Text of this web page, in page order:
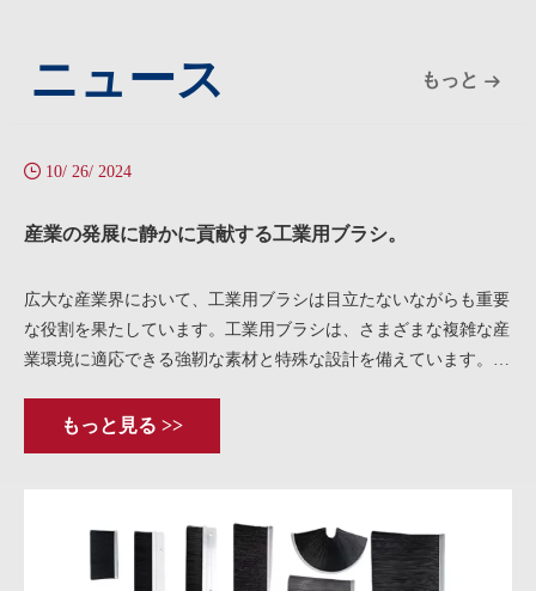
ニュース もっと
10/ 26/ 2024
産業の発展に静かに貢献する工業用ブラシ。
広大な産業界において、工業用ブラシは目立たないながらも重要
な役割を果たしています。工業用ブラシは、さまざまな複雑な産
業環境に適応できる強靭な素材と特殊な設計を備えています。機
もっと見る >>